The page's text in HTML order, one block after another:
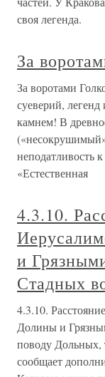
своя легенда.
За
За воротами
суеверий,
камнем! В
неподатливость
«Естественная
4.3.10.
и
Стадных
4.3.10.
Долины и
поводу Дольных,
сообщает